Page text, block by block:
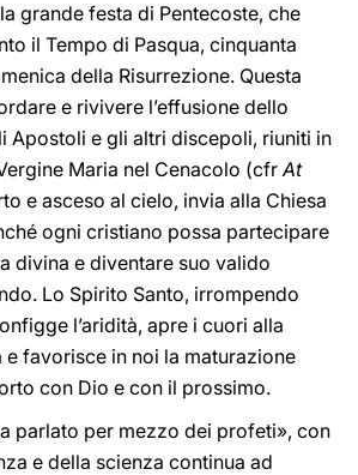
grande festa di Pentecoste, che
il Tempo di Pasqua, cinquanta
della Risurrezione. Questa
e rivivere l’effusione dello
Apostoli e gli altri discepoli, riuniti in
Maria nel Cenacolo (cfrAt
e asceso al cielo, invia alla Chiesa
ogni cristiano possa partecipare
divina e diventare suo valido
Lo Spirito Santo, irrompendo
l’aridità, apre i cuori alla
e favorisce in noi la maturazione
con Dio e con il prossimo.
parlato per mezzo dei profeti», con
e della scienza continua ad